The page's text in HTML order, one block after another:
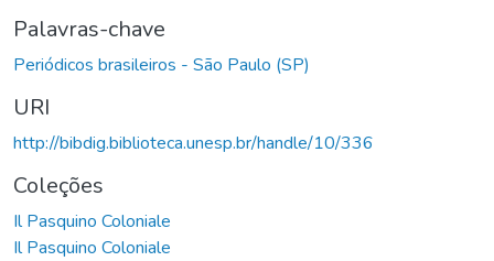
Palavras-chave
Periódicos brasileiros - São Paulo (SP)
URI
http://bibdig.biblioteca.unesp.br/handle/10/336
Coleções
Il Pasquino Coloniale
Il Pasquino Coloniale